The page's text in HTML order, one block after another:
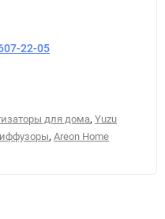
22-05
для дома, Yuzu
, Areon Home